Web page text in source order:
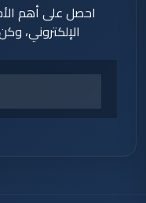
احصل على أهم
الإلكتروني،